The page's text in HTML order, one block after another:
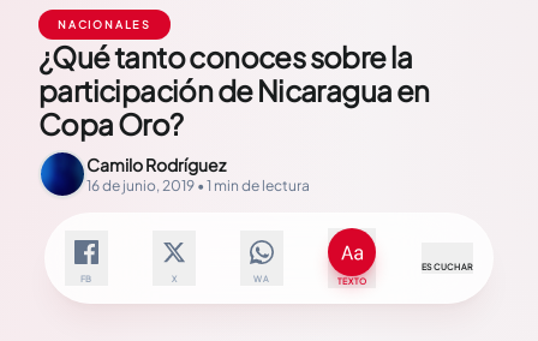
NACIONALES
¿Qué tanto conoces sobre la
participación de Nicaragua en
Copa Oro?
Camilo Rodríguez
16 de junio, 2019 • 1 min de lectura
FB X WA TEXTO
ESCUCHAR